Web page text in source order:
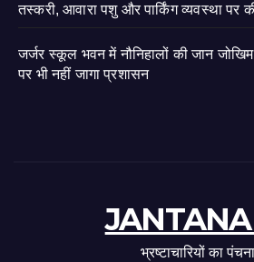
तस्करी, आवारा पशु और पार्किंग व्यवस्था पर
जर्जर स्कूल भवन में नौनिहालों की जान
पर भी नहीं जागा प्रशासन
भ्रष्टाचारियों का